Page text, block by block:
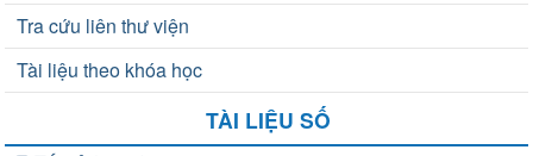
Tra cứu liên thư viện
Tài liệu theo khóa học
TÀI LIỆU SỐ